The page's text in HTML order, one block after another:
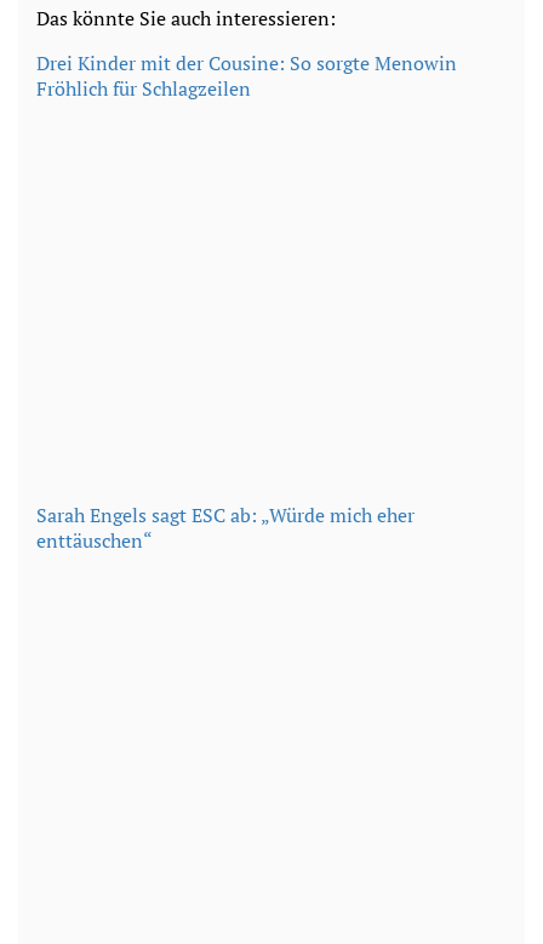
Das könnte Sie auch interessieren:
Drei Kinder mit der Cousine: So sorgte Menowin
Fröhlich für Schlagzeilen
Sarah Engels sagt ESC ab: „Würde mich eher
enttäuschen“